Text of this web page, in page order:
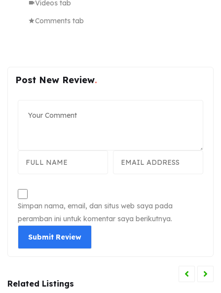
Videos tab
Comments tab
Post New Review
Simpan nama, email, dan situs web saya pada
peramban ini untuk komentar saya berikutnya.
Related Listings